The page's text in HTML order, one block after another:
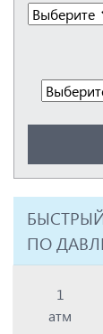
ПКСД
РКЗ
ПО
1
атм